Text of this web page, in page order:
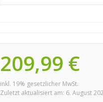
209,99 €
inkl. 19% gesetzlicher MwSt.
Zuletzt aktualisiert am: 6. August